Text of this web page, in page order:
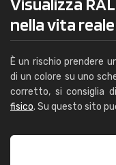
nella vita reale
È un rischio prendere
di un colore su uno
corretto, si consiglia
fisico. Su questo sito